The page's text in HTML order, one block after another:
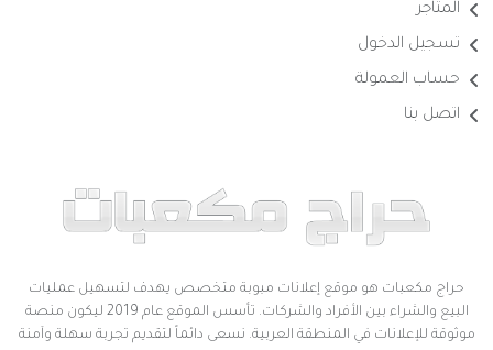
المتاجر
تسجيل الدخول
حساب العمولة
اتصل بنا
حراج مكعبات هو موقع إعلانات مبوبة متخصص يهدف لتسهيل عمليات
البيع والشراء بين الأفراد والشركات. تأسس الموقع عام 2019 ليكون منصة
موثوقة للإعلانات في المنطقة العربية. نسعى دائماً لتقديم تجربة سهلة وآمنة